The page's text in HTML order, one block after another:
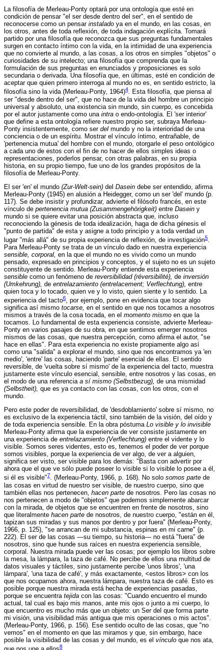
La filosofía de Merleau-Ponty optará por una ontología que esté en
condición de pensar "el ser desde dentro del ser", en el sentido de
reconocerse como un pensar instalado ya en el mundo, en las cosas, en
los otros, antes de toda reflexión, de toda indagación explícita. Tomará
partido por una filosofía que reconozca que sus preguntas fundamentales
surgen en contacto íntimo con la vida, en la intimidad de una experiencia
que no convierte al mundo, a las cosas, a los otros en simples "objetos" o
curiosidades de su intelecto; una filosofía que comprenda que la
formulación de sus preguntas en enunciados y proposiciones es solo
secundaria o derivada. Una filosofía que, en últimas, esté en condición de
aceptar que quien primero interroga al mundo no es, en sentido estricto, la
filosofía sino la vida (Merleau-Ponty, 1964)4. Esta filosofía, que piensa al
ser "desde dentro del ser", que no hace de la vida del hombre un principio
universal y absoluto, una existencia sin mundo, sin cuerpo, es concebida
por el autor justamente como una intra o endo-ontología. El 'ser interior'
que define a esta ontología refiere nuestro propio ser, subraya Merleau-
Ponty insistentemente, como ser del mundo y no la interioridad de una
conciencia o de un espíritu. Mostrar el vínculo íntimo, entrañable, de
'pertenencia mutua' del hombre con el mundo, otorgarle el peso ontológico
a cada uno de estos con el fin de no hacer de ellos simples ideas o
representaciones, poderlos pensar, con otras palabras, en su propia
historia, en su propio tiempo, fue uno de los grandes propósitos de la
filosofía de Merleau-Ponty.
El ser 'en' el mundo (Zur-Welt-sein) del Dasein debe ser entendido, afirma
Merleau-Ponty (1945) en alusión a Heidegger, como un ser 'del' mundo (p.
117). Se debe insistir y profundizar, advierte el filósofo francés, en este
vínculo de pertenencia mutua (Zusammengehörigkeit) entre Dasein y
mundo si se quiere evitar una posición abstracta que, incluso
reconociendo la génesis de toda idealización, haga de dicha génesis el
"punto de partida" de esta y asigne a todo principio y a toda verdad un
lugar "más allá" de su propia experiencia de reflexión, de investigación5.
Para Merleau-Ponty se trata de un vínculo dado en nuestra experiencia
sensible, corporal, en la que el mundo no es vivido como un mundo
pensado, expresado en principios y conceptos, y el sujeto no es un sujeto
constituyente de sentido. Merleau-Ponty entiende esta experiencia
sensible como un fenómeno de reversibilidad (réversibilité), de inversión
(Umkehrung), de entrelazamiento (entrelacement; Verflechtung), entre
quien toca y lo tocado, quien ve y lo visto, quien siente y lo sentido. La
experiencia del tacto6, por ejemplo, pone en evidencia que tocar algo
significa así mismo tocarse, en el sentido en que nos tocamos a nosotros
mismos a través de la cosa tocada, en el momento mismo en que la
tocamos. Lo fundamental de esta experiencia consiste, advierte Merleau-
Ponty en varios pasajes de su obra, en que sentimos emerger nosotros
mismos de las cosas, que nuestra percepción, como afirma el autor, "se
hace en ellas". Para esta experiencia no existe propiamente algo así
como una "salida" a explorar el mundo, sino que nos encontramos ya 'en
medio', 'entre' las cosas, haciendo 'parte' esencial de ellas. El sentido
reversible, de 'vuelta sobre sí mismo' de la experiencia del tacto, muestra
justamente este vínculo esencial, sensible, entre nosotros y las cosas, en
el modo de una referencia a sí mismo (Selbstbezug), de una mismidad
(Selbstheit), que es ya contacto con las cosas, con los otros, con el
mundo.
Pero este poder de reversibilidad, de 'desdoblamiento' sobre sí mismo, no
es exclusivo de la experiencia táctil, sino también de la visión, del oído y
de toda experiencia sensible. En la obra póstuma Lo visible y lo invisible
Merleau-Ponty afirma que la experiencia de ver consiste justamente en
una experiencia de entrelazamiento (Verflechtung) entre el vidente y lo
visible. Somos seres videntes, esto es, tenemos el poder de ver porque
somos visibles, porque la experiencia de ver algo, de ver a alguien,
significa ser visto, ser visible para los demás: "Basta con advertir por
ahora que el que ve sólo puede poseer lo visible si lo visible lo posee a él,
si él es visible"7. (Merleau-Ponty, 1966, p. 168). No solo somos parte de
las cosas en virtud de nuestro ser visible, de nuestro cuerpo, sino que
también ellas nos pertenecen, hacen parte de nosotros. Pero las cosas no
nos pertenecen a modo de "objetos" que podemos simplemente abarcar
con la mirada, de objetos que se encuentren en frente de nosotros, sino
que literalmente hacen parte de nosotros, de nuestro cuerpo, "están en él,
tapizan sus miradas y sus manos por dentro y por fuera" (Merleau-Ponty,
1966, p. 125), "se arrancan de mi substancia, espinas en mi carne" (p.
222). El ser de las cosas —su tiempo, su historia— no está "fuera" de
nosotros, sino que hunde sus raíces en nuestra experiencia sensible,
corporal. Nuestra mirada puede ver las cosas; por ejemplo los libros sobre
la mesa, la lámpara, la taza de café. No percibe de ellos una multitud de
datos visuales y táctiles, sino justamente percibe 'unos libros', 'una
lámpara', 'una taza de café', y más exactamente, <estos libros> con los
que nos ocupamos ahora, nuestra lámpara, nuestra taza de café. Esto es
posible porque nuestra mirada está hecha de experiencias pasadas,
porque se encuentra tejida con las cosas: "Cuando encuentro el mundo
actual, tal cual es bajo mis manos, ante mis ojos o junto a mi cuerpo, lo
que encuentro es mucho más que un objeto: un Ser del que forma parte
mi visión, una visibilidad más antigua que mis operaciones o mis actos".
(Merleau-Ponty, 1966, p. 156). Ese sentido oculto de las cosas, que "no
vemos" en el momento en que las miramos y que, sin embargo, hace
posible la visibilidad de las cosas y del mundo, es el vínculo que nos ata,
8